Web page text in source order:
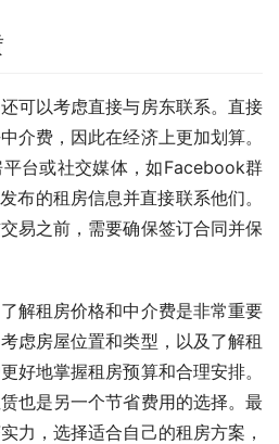
可以考虑直接与房东联系。直接
介费，因此在经济上更加划算。
台或社交媒体，如Facebook群
布的租房信息并直接联系他们。
易之前，需要确保签订合同并保
解租房价格和中介费是非常重要
虑房屋位置和类型，以及了解租
好地掌握租房预算和合理安排。
也是另一个节省费用的选择。最
力，选择适合自己的租房方案，